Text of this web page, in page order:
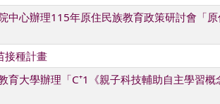
中心辦理115年原住民族教育政策研討會「原
接種計畫
育大學辦理「C⁺1《親子科技輔助自主學習概